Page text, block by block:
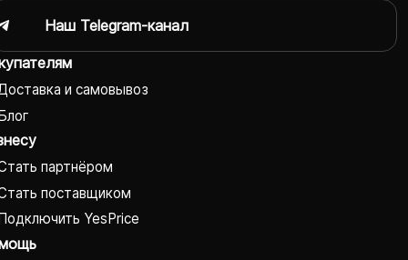
и самовывоз
партнёром
поставщиком
YesPrice
Наш Telegram-канал